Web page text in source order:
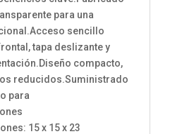
para una
sencillo
tapa deslizante y
compacto,
reducidos.Suministrado
para
15 x 15 x 23